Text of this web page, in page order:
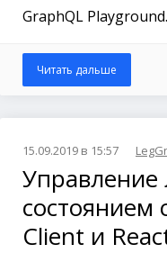
GraphQL Playground.
Читать дальше
15.09.2019 в 15:57
Client и